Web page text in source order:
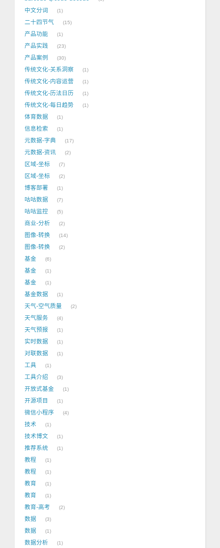
中文分词 1
二十四节气 15
产品功能 1
产品实践 23
产品案例 30
传统文化-关系洞察 1
传统文化-内容运营 1
传统文化-历法日历 1
传统文化-每日趋势 1
体育数据 1
信息检索 1
元数据-字典 17
元数据-资讯 2
区域-坐标 7
区域-坐标 2
博客部署 1
咕咕数据 7
咕咕监控 5
商业-分析 2
图像-转换 14
图像-转换 2
基金 6
基金 1
基金 1
基金数据 1
天气-空气质量 2
天气服务 4
天气预报 1
实时数据 1
对联数据 1
工具 1
工具介绍 3
开放式基金 1
开源项目 1
微信小程序 4
技术 1
技术博文 1
推荐系统 1
教程 1
教程 1
教育 1
教育 1
教育-高考 2
数据 3
数据 1
数据分析 1